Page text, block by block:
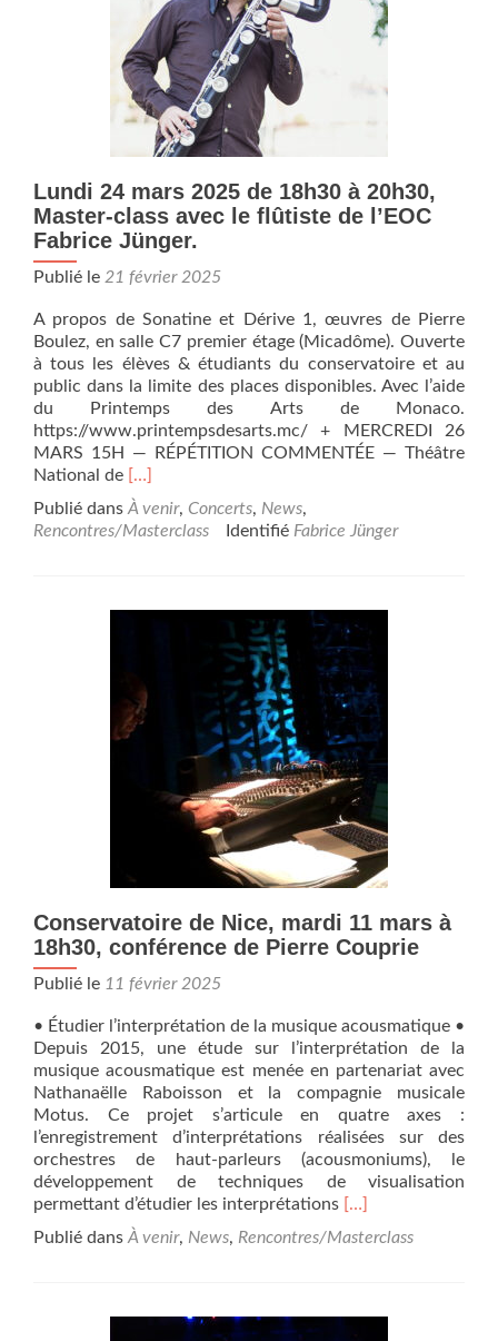
Patrick
Marcland
Lundi 24 mars 2025 de 18h30 à 20h30,
Master-class avec le flûtiste de l’EOC
Fabrice Jünger.
Publié le 21 février 2025
A propos de Sonatine et Dérive 1, œuvres de Pierre
Boulez, en salle C7 premier étage (Micadôme). Ouverte
à tous les élèves & étudiants du conservatoire et au
public dans la limite des places disponibles. Avec l’aide
du Printemps des Arts de Monaco.
https://www.printempsdesarts.mc/ + MERCREDI 26
MARS 15H — RÉPÉTITION COMMENTÉE — Théâtre
National de En
savoir
plus
surLundi
2025
20h30,
Master-
class
flûtiste
[…]
Publié dans À venir, Concerts, News,
Rencontres/Masterclass
Identifié Fabrice Jünger
Conservatoire de Nice, mardi 11 mars à
18h30, conférence de Pierre Couprie
Publié le 11 février 2025
• Étudier l’interprétation de la musique acousmatique •
Depuis 2015, une étude sur l’interprétation de la
musique acousmatique est menée en partenariat avec
Nathanaëlle Raboisson et la compagnie musicale
Motus. Ce projet s’articule en quatre axes :
l’enregistrement d’interprétations réalisées sur des
orchestres de haut-parleurs (acousmoniums), le
développement de techniques de visualisation
permettant d’étudier les interprétations En
plus
Nice,
[…]
Publié dans À venir, News, Rencontres/Masterclass